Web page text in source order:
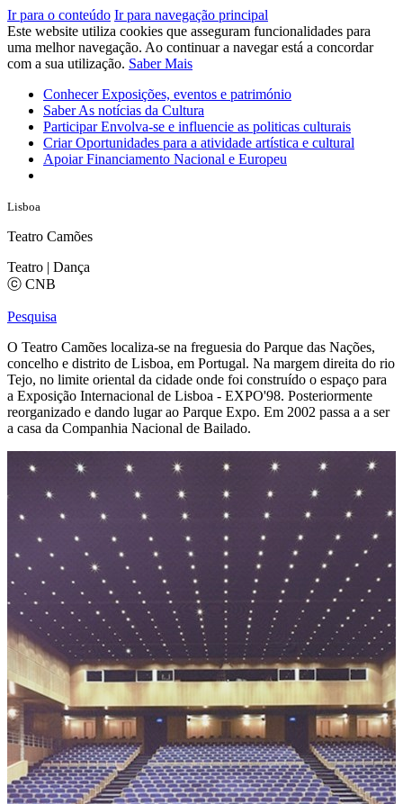
Ir para o conteúdo Ir para navegação principal
Este website utiliza cookies que asseguram funcionalidades para
uma melhor navegação. Ao continuar a navegar está a concordar
com a sua utilização. Saber Mais
ConhecerExposições, eventos e património
SaberAs notícias da Cultura
ParticiparEnvolva-se e influencie as politicas culturais
CriarOportunidades para a atividade artística e cultural
ApoiarFinanciamento Nacional e Europeu
Lisboa
Teatro Camões
Teatro | Dança
ⓒ CNB
Pesquisa
O Teatro Camões localiza-se na freguesia do Parque das Nações,
concelho e distrito de Lisboa, em Portugal. Na margem direita do rio
Tejo, no limite oriental da cidade onde foi construído o espaço para
a Exposição Internacional de Lisboa - EXPO'98. Posteriormente
reorganizado e dando lugar ao Parque Expo. Em 2002 passa a a ser
a casa da Companhia Nacional de Bailado.